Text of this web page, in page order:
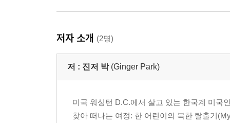
저자 소개 (2명)
저 : 진저 박 (Ginger Park)
미국 워싱턴 D.C.에서 살고 있는 한국계 미국
찾아 떠나는 여정: 한 어린이의 북한 탈출기